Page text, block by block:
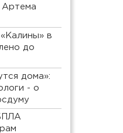
в
до
дома»:
- о